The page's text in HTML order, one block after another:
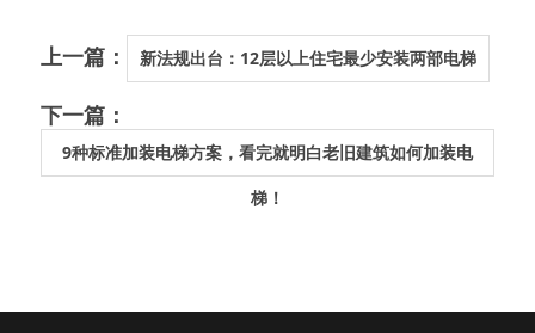
上一篇： 新法规出台：12层以上住宅最少安装两部电梯
下一篇：
9种标准加装电梯方案，看完就明白老旧建筑如何加装电
梯！